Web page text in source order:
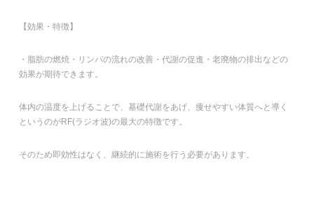
【効果・特徴】
・脂肪の燃焼・リンパの流れの改善・代謝の促進・老廃物の排出などの
効果が期待できます。
体内の温度を上げることで、基礎代謝をあげ、痩せやすい体質へと導く
というのがRF(ラジオ波)の最大の特徴です。
そのため即効性はなく、継続的に施術を行う必要があります。